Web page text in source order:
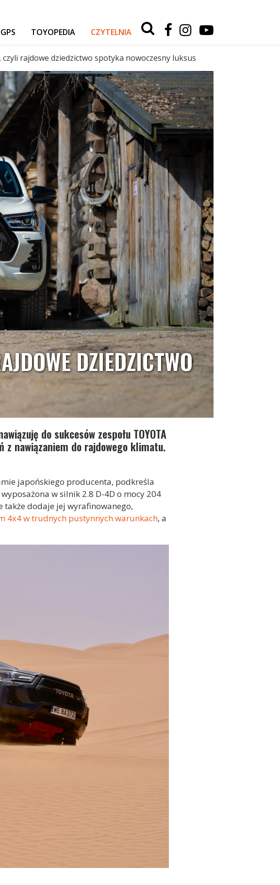
TOYOPEDIA CZYTELNIA
AKTUALNOŚCI
TESTY I PORADY
AUTA
SPORT
characters
results.
czyli rajdowe dziedzictwo spotyka nowoczesny luksus
DZIEDZICTWO
do sukcesów zespołu TOYOTA
z nawiązaniem do rajdowego klimatu.
japońskiego producenta, podkreśla
w silnik 2.8 D-4D o mocy 204
także dodaje jej wyrafinowanego,
4x4 w trudnych pustynnych warunkach, a